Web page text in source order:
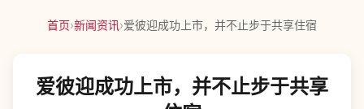
首页›新闻资讯›爱彼迎成功上市，并不止步于共享住宿
爱彼迎成功上市，并不止步于共享